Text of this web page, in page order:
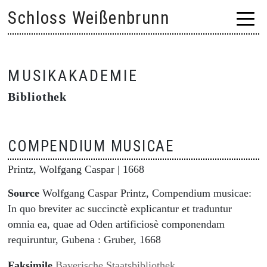
content
Schloss Weißenbrunn
MUSIKAKADEMIE
Bibliothek
COMPENDIUM MUSICAE
Printz, Wolfgang Caspar | 1668
Source Wolfgang Caspar Printz, Compendium musicae:
In quo breviter ac succinctè explicantur et traduntur
omnia ea, quae ad Oden artificiosè componendam
requiruntur, Gubena : Gruber, 1668